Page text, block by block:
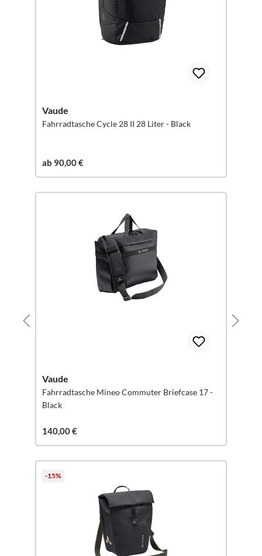
Vaude
Fahrradtasche Cycle 28 II 28 Liter - Black
ab 90,00 €
Vaude
Fahrradtasche Mineo Commuter Briefcase 17 -
Black
140,00 €
-15%